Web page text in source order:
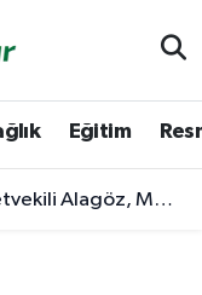
Eğitim
Başkanlığını Ziyaret Etti